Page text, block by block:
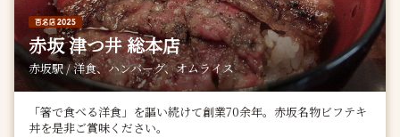
赤坂 津つ井 総本店
赤坂駅 / 洋食、ハンバーグ、オムライス
「箸で食べる洋食」を謳い続けて創業70余年。赤坂名物ビフテキ
丼を是非ご賞味ください。